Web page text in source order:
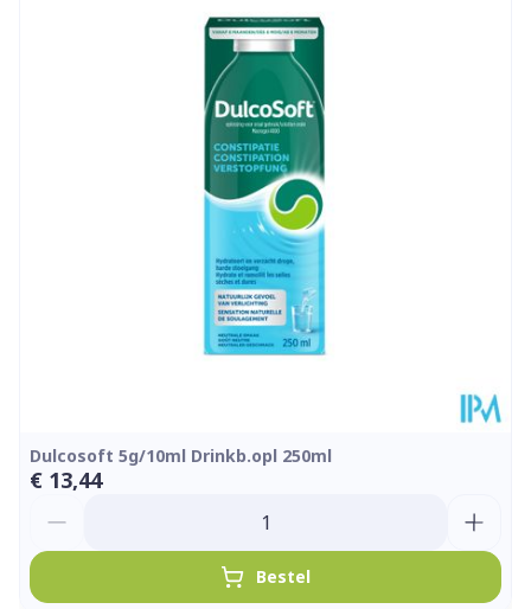
25 mm
Kamertemperatuur (15°C -
25°C)
Dulcosoft 5g/10ml Drinkb.opl 250ml
€ 13,44
Bestel